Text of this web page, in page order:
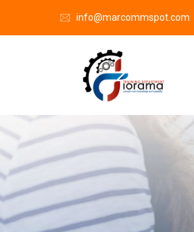
info@marcommspot.com